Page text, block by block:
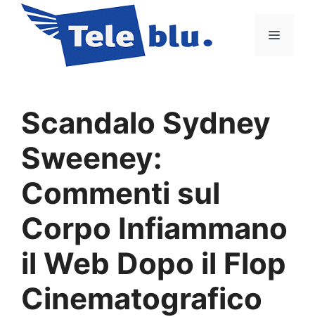
contenuto
Menu
Scandalo Sydney
Sweeney:
Commenti sul
Corpo Infiammano
il Web Dopo il Flop
Cinematografico